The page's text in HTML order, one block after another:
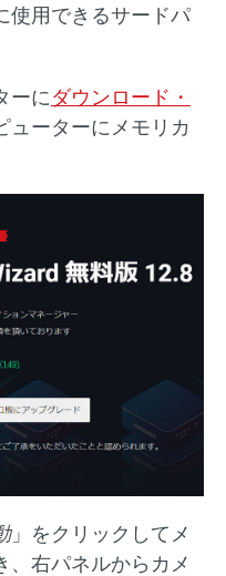
使用できるサードパ
ーにダウンロード・
ューターにメモリカ
」をクリックしてメ
、右パネルからカメ